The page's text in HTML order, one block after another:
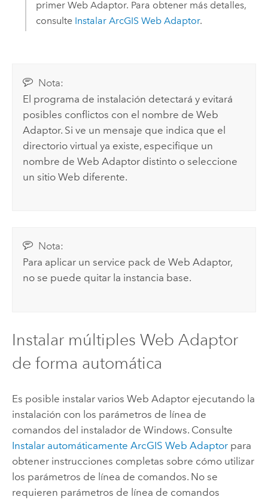
primer Web Adaptor. Para obtener más detalles,
consulte Instalar ArcGIS Web Adaptor.
Nota:
El programa de instalación detectará y evitará
posibles conflictos con el nombre de Web
Adaptor. Si ve un mensaje que indica que el
directorio virtual ya existe, especifique un
nombre de Web Adaptor distinto o seleccione
un sitio Web diferente.
Nota:
Para aplicar un service pack de Web Adaptor,
no se puede quitar la instancia base.
Instalar múltiples Web Adaptor
de forma automática
Es posible instalar varios Web Adaptor ejecutando la
instalación con los parámetros de línea de
comandos del instalador de Windows. Consulte
Instalar automáticamente ArcGIS Web Adaptorpara
obtener instrucciones completas sobre cómo utilizar
los parámetros de línea de comandos. No se
requieren parámetros de línea de comandos